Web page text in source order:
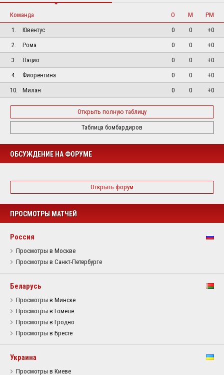
Команда О М
РМ
1.
Ювентус 0 0
+0
2.
Рома 0 0
+0
3.
Лацио 0 0
+0
4.
Фиорентина 0 0
+0
10.
Милан 0 0 +0
Открыть полную таблицу
Таблица бомбардиров
ОБСУЖДЕНИЕ НА ФОРУМЕ
Открыть форум
ПРОСМОТРЫ МАТЧЕЙ
Россия
Просмотры в Москве
Просмотры в Санкт-Петербурге
Беларусь
Просмотры в Минске
Просмотры в Гомеле
Просмотры в Гродно
Просмотры в Бресте
Украина
Просмотры в Киеве